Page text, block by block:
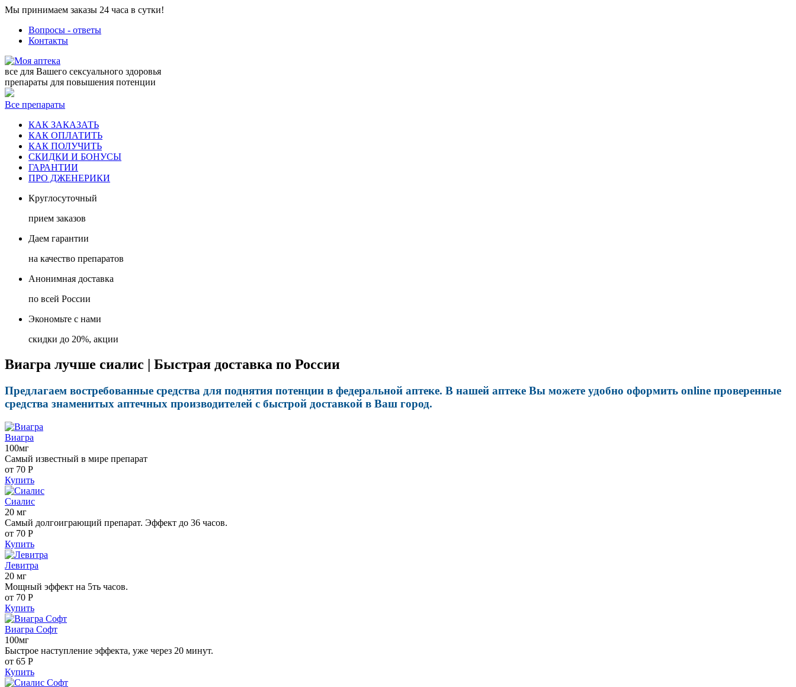
Мы принимаем заказы 24 часа в сутки!
Вопросы - ответы
Контакты
все для Вашего сексуального здоровья
препараты для повышения потенции
Все препараты
КАК ЗАКАЗАТЬ
КАК ОПЛАТИТЬ
КАК ПОЛУЧИТЬ
СКИДКИ И БОНУСЫ
ГАРАНТИИ
ПРО ДЖЕНЕРИКИ
Круглосуточный
прием заказов
Даем гарантии
на качество препаратов
Анонимная доставка
по всей России
Экономьте с нами
скидки до 20%, акции
Виагра лучше сиалис | Быстрая доставка по России
Предлагаем востребованные средства для поднятия потенции в федеральной аптеке. В нашей аптеке Вы можете удобно оформить online проверенные
средства знаменитых аптечных производителей с быстрой доставкой в Ваш город.
Виагра
100мг
Самый известный в мире препарат
от 70 Р
Купить
Сиалис
20 мг
Самый долгоиграющий препарат. Эффект до 36 часов.
от 70 Р
Купить
Левитра
20 мг
Мощный эффект на 5ть часов.
от 70 Р
Купить
Виагра Софт
100мг
Быстрое наступление эффекта, уже через 20 минут.
от 65 Р
Купить